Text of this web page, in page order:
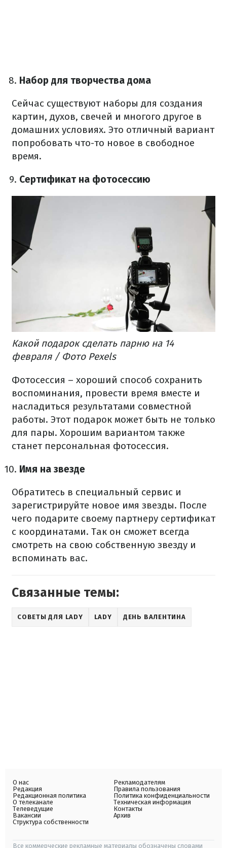
Набор для творчества дома
Сейчас существуют наборы для создания
картин, духов, свечей и многого другое в
домашних условиях. Это отличный вариант
попробовать что-то новое в свободное
время.
Сертификат на фотосессию
Какой подарок сделать парню на 14
февраля / Фото Pexels
Фотосессия – хороший способ сохранить
воспоминания, провести время вместе и
насладиться результатами совместной
работы. Этот подарок может быть не только
для пары. Хорошим вариантом также
станет персональная фотосессия.
Имя на звезде
Обратитесь в специальный сервис и
зарегистрируйте новое имя звезды. После
чего подарите своему партнеру сертификат
с координатами. Так он сможет всегда
смотреть на свою собственную звезду и
вспоминать вас.
Связанные темы:
СОВЕТЫ ДЛЯ LADY LADY ДЕНЬ ВАЛЕНТИНА
О нас
Редакция
Редакционная политика
О телеканале
Телеведущие
Вакансии
Структура собственности
Рекламодателям
Правила пользования
Политика конфиденциальности
Техническая информация
Контакты
Архив
Все коммерческие рекламные материалы обозначены словами